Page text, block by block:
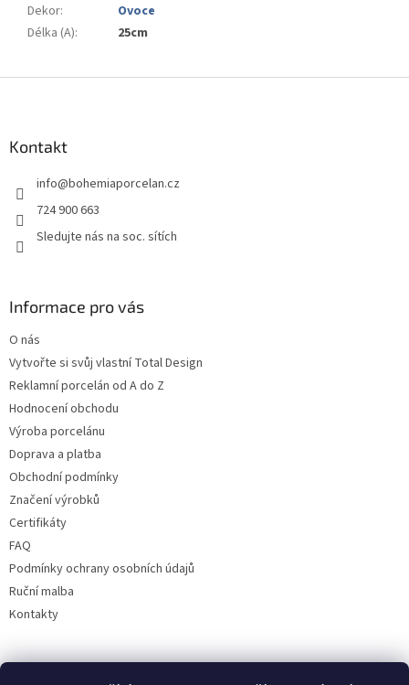
Dekor:
Ovoce
Délka (A): 25cm
Kontakt
info@bohemiaporcelan.cz
724 900 663
Sledujte nás na soc. sítích
Informace pro vás
O nás
Vytvořte si svůj vlastní Total Design
Reklamní porcelán od A do Z
Hodnocení obchodu
Výroba porcelánu
Doprava a platba
Obchodní podmínky
Značení výrobků
Certifikáty
FAQ
Podmínky ochrany osobních údajů
Ruční malba
Kontakty